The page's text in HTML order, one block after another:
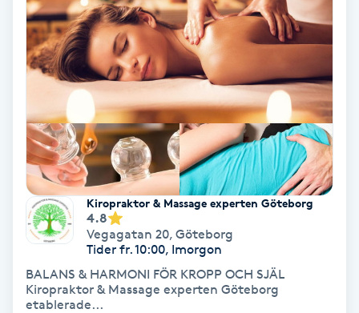
Pigmentbehandling
Pigmentfläckar
Plastikkirurgi
Powder brows
Power Yoga
PRP (Platelet Rich Plasma)
PRX-T33
Kiropraktor & Massage experten Göteborg
4.8
Vegagatan 20, Göteborg
Tider fr. 10:00, Imorgon
BALANS & HARMONI FÖR KROPP OCH SJÄL
Kiropraktor & Massage experten Göteborg
etablerade...